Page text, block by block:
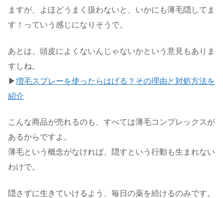
ますが、よほどうまく扱わないと、いかにも薄毛隠してま
す！っていう感じになりそうで。
あとは、頭皮によくないんじゃないかという意見もありま
すしね。
▶増毛スプレーを使ったらはげる？その理由と対処方法を
紹介
こんな商品が売れるのも、すべては薄毛コンプレックスが
あるからですよ。
薄毛という概念がなければ、隠すという行動も生まれない
わけで。
隠さずに生きていけるよう、毎日の薬を続けるのみです。